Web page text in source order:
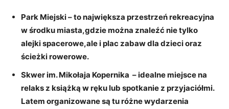
Park ⁤Miejski– ⁤to największa przestrzeń​ rekreacyjna
‍w środku miasta,gdzie można‌ znaleźć ‌nie ‌tylko
alejki ​spacerowe,ale i plac⁢ zabaw dla‍ dzieci oraz
ścieżki rowerowe.
Skwer im. Mikołaja​ Kopernika ‌ – idealne ⁣miejsce na
‍relaks z książką w ręku lub spotkanie ⁢z przyjaciółmi.
Latem organizowane są tu różne wydarzenia